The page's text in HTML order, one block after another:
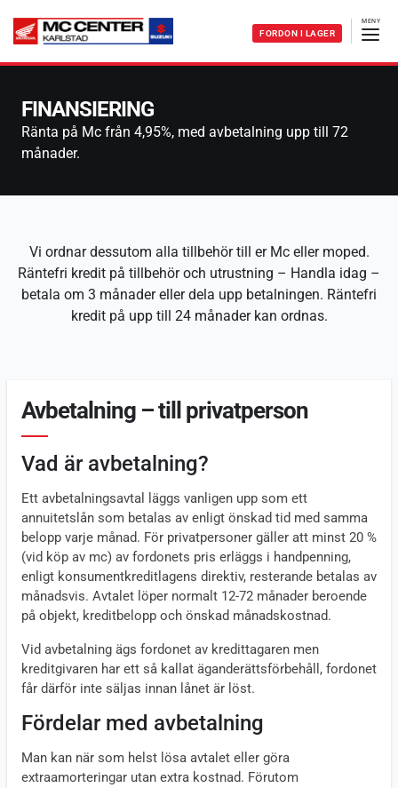
FORDON I LAGER
FINANSIERING
Ränta på Mc från 4,95%, med avbetalning upp till 72
månader.
Vi ordnar dessutom alla tillbehör till er Mc eller moped.
Räntefri kredit på tillbehör och utrustning – Handla idag –
betala om 3 månader eller dela upp betalningen. Räntefri
kredit på upp till 24 månader kan ordnas.
Avbetalning – till privatperson
Vad är avbetalning?
Ett avbetalningsavtal läggs vanligen upp som ett
annuitetslån som betalas av enligt önskad tid med samma
belopp varje månad. För privatpersoner gäller att minst 20 %
(vid köp av mc) av fordonets pris erläggs i handpenning,
enligt konsumentkreditlagens direktiv, resterande betalas av
månadsvis. Avtalet löper normalt 12-72 månader beroende
på objekt, kreditbelopp och önskad månadskostnad.
Vid avbetalning ägs fordonet av kredittagaren men
kreditgivaren har ett så kallat äganderättsförbehåll, fordonet
får därför inte säljas innan lånet är löst.
Fördelar med avbetalning
Man kan när som helst lösa avtalet eller göra
extraamorteringar utan extra kostnad. Förutom